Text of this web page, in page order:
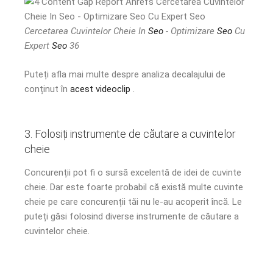
Cercetarea Cuvintelor Cheie In Seo - Optimizare Seo Cu
Expert Seo 36
Puteți afla mai multe despre analiza decalajului de
conținut în acest videoclip .
3. Folosiți instrumente de căutare a cuvintelor
cheie
Concurenții pot fi o sursă excelentă de idei de cuvinte
cheie. Dar este foarte probabil că există multe cuvinte
cheie pe care concurenții tăi nu le-au acoperit încă. Le
puteți găsi folosind diverse instrumente de căutare a
cuvintelor cheie.